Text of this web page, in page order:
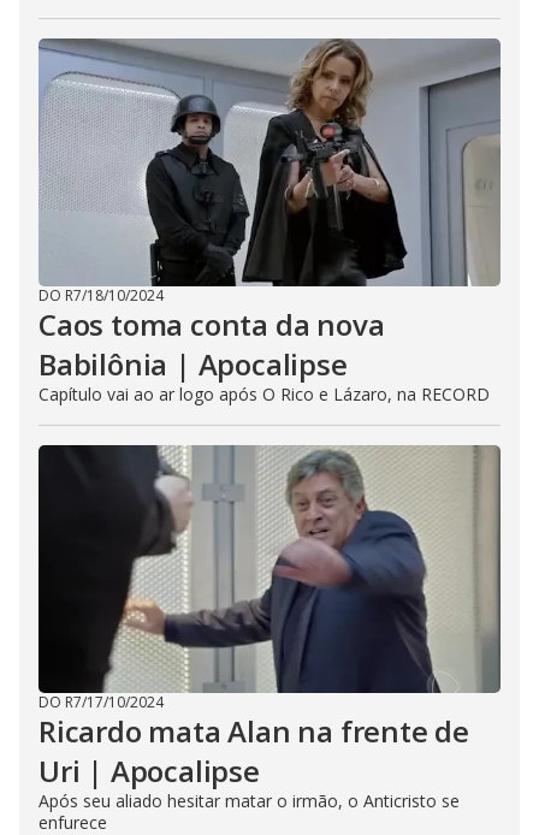
DO R7/18/10/2024
Caos toma conta da nova
Babilônia | Apocalipse
Capítulo vai ao ar logo após O Rico e Lázaro, na RECORD
DO R7/17/10/2024
Ricardo mata Alan na frente de
Uri | Apocalipse
Após seu aliado hesitar matar o irmão, o Anticristo se
enfurece